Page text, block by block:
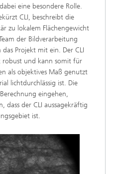
eine besondere Rolle.
CLI, beschreibt die
zu lokalem Flächengewicht
der Bildverarbeitung
Projekt mit ein. Der CLI
und kann somit für
als objektives Maß genutzt
lichtdurchlässig ist. Die
eingehen,
dass der CLI aussagekräftig
ist.